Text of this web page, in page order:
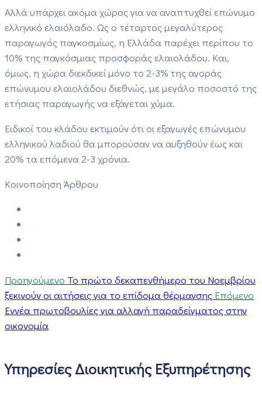
Αλλά υπάρχει ακόμα χώρος για να αναπτυχθεί επώνυμο
ελληνικό ελαιόλαδο. Ως ο τέταρτος μεγαλύτερος
παραγωγός παγκοσμίως, η Ελλάδα παρέχει περίπου το
10% της παγκόσμιας προσφοράς ελαιολάδου. Και,
όμως, η χώρα διεκδικεί μόνο το 2-3% της αγοράς
επώνυμου ελαιολάδου διεθνώς, με μεγάλο ποσοστό της
ετήσιας παραγωγής να εξάγεται χύμα.
Ειδικοί του κλάδου εκτιμούν ότι οι εξαγωγές επώνυμου
ελληνικού λαδιού θα μπορούσαν να αυξηθούν έως και
20% τα επόμενα 2-3 χρόνια.
Κοινοποίηση Άρθρου
Προηγούμενο Το πρώτο δεκαπενθήμερο του Νοεμβρίου
ξεκινούν οι αιτήσεις για το επίδομα θέρμανσης Επόμενο
Εννέα πρωτοβουλίες για αλλαγή παραδείγματος στην
οικονομία
Υπηρεσίες Διοικητικής Εξυπηρέτησης